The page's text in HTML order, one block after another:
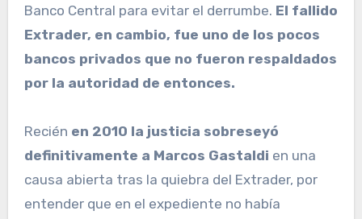
Banco Central para evitar el derrumbe. El fallido
Extrader, en cambio, fue uno de los pocos
bancos privados que no fueron respaldados
por la autoridad de entonces.
Recién en 2010 la justicia sobreseyó
definitivamente a Marcos Gastaldi en una
causa abierta tras la quiebra del Extrader, por
entender que en el expediente no había